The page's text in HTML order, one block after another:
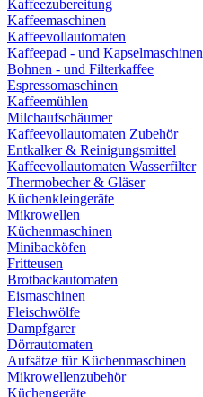
Kaffeezubereitung
Kaffeemaschinen
Kaffeevollautomaten
Kaffeepad - und Kapselmaschinen
Bohnen - und Filterkaffee
Espressomaschinen
Kaffeemühlen
Milchaufschäumer
Kaffeevollautomaten Zubehör
Entkalker & Reinigungsmittel
Kaffeevollautomaten Wasserfilter
Thermobecher & Gläser
Küchenkleingeräte
Mikrowellen
Küchenmaschinen
Minibacköfen
Fritteusen
Brotbackautomaten
Eismaschinen
Fleischwölfe
Dampfgarer
Dörrautomaten
Aufsätze für Küchenmaschinen
Mikrowellenzubehör
Küchengeräte